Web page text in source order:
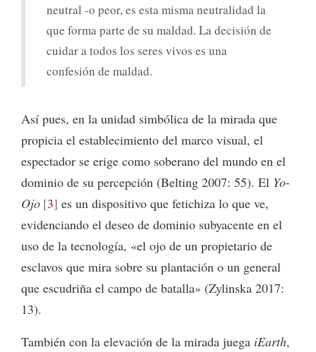
neutral -o peor, es esta misma neutralidad la
que forma parte de su maldad. La decisión de
cuidar a todos los seres vivos es una
confesión de maldad.
Así pues, en la unidad simbólica de la mirada que
propicia el establecimiento del marco visual, el
espectador se erige como soberano del mundo en el
dominio de su percepción (Belting 2007: 55). El Yo-
Ojo 3 es un dispositivo que fetichiza lo que ve,
evidenciando el deseo de dominio subyacente en el
uso de la tecnología, «el ojo de un propietario de
esclavos que mira sobre su plantación o un general
que escudriña el campo de batalla» (Zylinska 2017:
13).
También con la elevación de la mirada juega iEarth,